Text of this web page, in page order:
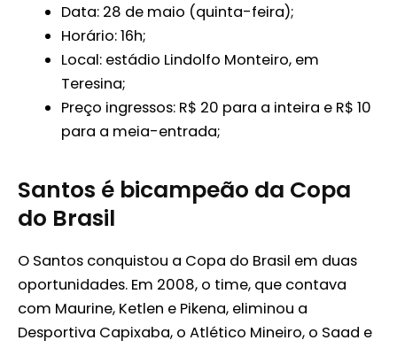
Data: 28 de maio (quinta-feira);
Horário: 16h;
Local: estádio Lindolfo Monteiro, em
Teresina;
Preço ingressos: R$ 20 para a inteira e R$ 10
para a meia-entrada;
Santos é bicampeão da Copa
do Brasil
O Santos conquistou a Copa do Brasil em duas
oportunidades. Em 2008, o time, que contava
com Maurine, Ketlen e Pikena, eliminou a
Desportiva Capixaba, o Atlético Mineiro, o Saad e